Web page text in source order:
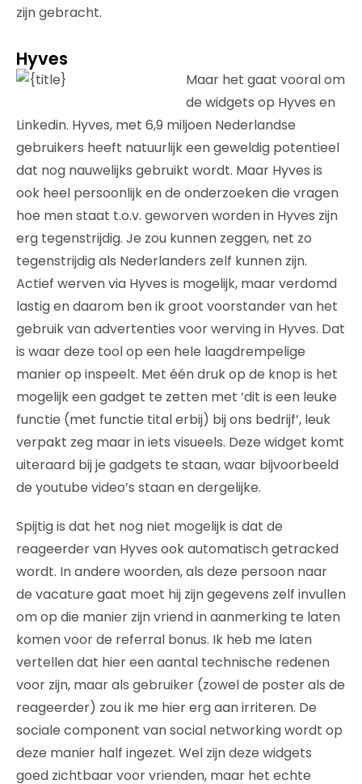
zijn gebracht.
Hyves
Maar het gaat vooral om
de widgets op Hyves en
Linkedin. Hyves, met 6,9 miljoen Nederlandse
gebruikers heeft natuurlijk een geweldig potentieel
dat nog nauwelijks gebruikt wordt. Maar Hyves is
ook heel persoonlijk en de onderzoeken die vragen
hoe men staat t.o.v. geworven worden in Hyves zijn
erg tegenstrijdig. Je zou kunnen zeggen, net zo
tegenstrijdig als Nederlanders zelf kunnen zijn.
Actief werven via Hyves is mogelijk, maar verdomd
lastig en daarom ben ik groot voorstander van het
gebruik van advertenties voor werving in Hyves. Dat
is waar deze tool op een hele laagdrempelige
manier op inspeelt. Met één druk op de knop is het
mogelijk een gadget te zetten met ‘dit is een leuke
functie (met functie tital erbij) bij ons bedrijf’, leuk
verpakt zeg maar in iets visueels. Deze widget komt
uiteraard bij je gadgets te staan, waar bijvoorbeeld
de youtube video’s staan en dergelijke.
Spijtig is dat het nog niet mogelijk is dat de
reageerder van Hyves ook automatisch getracked
wordt. In andere woorden, als deze persoon naar
de vacature gaat moet hij zijn gegevens zelf invullen
om op die manier zijn vriend in aanmerking te laten
komen voor de referral bonus. Ik heb me laten
vertellen dat hier een aantal technische redenen
voor zijn, maar als gebruiker (zowel de poster als de
reageerder) zou ik me hier erg aan irriteren. De
sociale component van social networking wordt op
deze manier half ingezet. Wel zijn deze widgets
goed zichtbaar voor vrienden, maar het echte